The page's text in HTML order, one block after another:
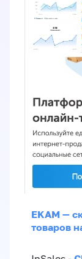
EKAM —
товаров